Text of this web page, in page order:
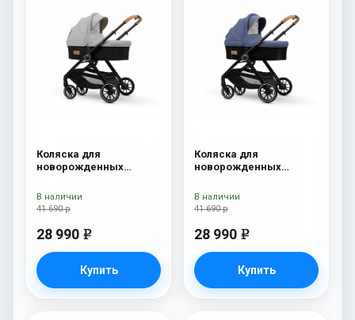
Коляска для
новорожденных
41 690 р
28 990 e
Купить
В наличии
Коляска для
новорожденных
41 690 р
28 990 e
Купить
В наличии